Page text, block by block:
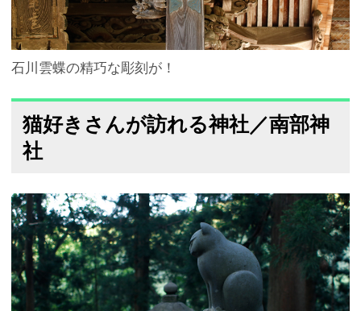
石川雲蝶の精巧な彫刻が！
猫好きさんが訪れる神社／南部神
社